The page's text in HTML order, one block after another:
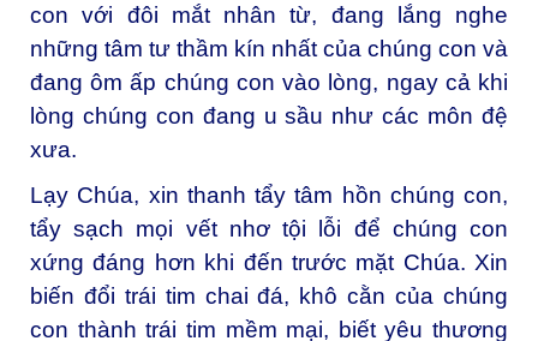
con với đôi mắt nhân từ, đang lắng nghe
những tâm tư thầm kín nhất của chúng con và
đang ôm ấp chúng con vào lòng, ngay cả khi
lòng chúng con đang u sầu như các môn đệ
xưa.
Lạy Chúa, xin thanh tẩy tâm hồn chúng con,
tẩy sạch mọi vết nhơ tội lỗi để chúng con
xứng đáng hơn khi đến trước mặt Chúa. Xin
biến đổi trái tim chai đá, khô cằn của chúng
con thành trái tim mềm mại, biết yêu thương